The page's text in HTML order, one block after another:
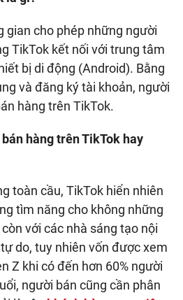
gian cho phép những người
TikTok kết nối với trung tâm
bị di động (Android). Bằng
và đăng ký tài khoản, người
hàng trên TikTok.
hàng trên TikTok hay
toàn cầu, TikTok hiển nhiên
tìm năng cho không những
với các nhà sáng tạo nội
do, tuy nhiên vốn được xem
Z khi có đến hơn 60% người
người bán cũng cần phân